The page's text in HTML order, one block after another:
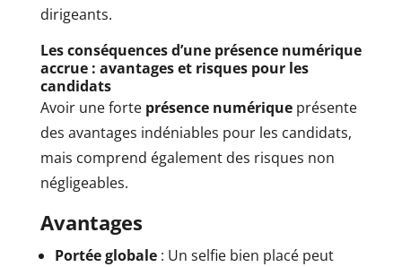
dirigeants.
Les conséquences d’une présence numérique
accrue : avantages et risques pour les
candidats
Avoir une forte présence numériqueprésente
des avantages indéniables pour les candidats,
mais comprend également des risques non
négligeables.
Avantages
Portée globale: Un selfie bien placé peut